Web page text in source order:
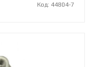
Код: 44804-7